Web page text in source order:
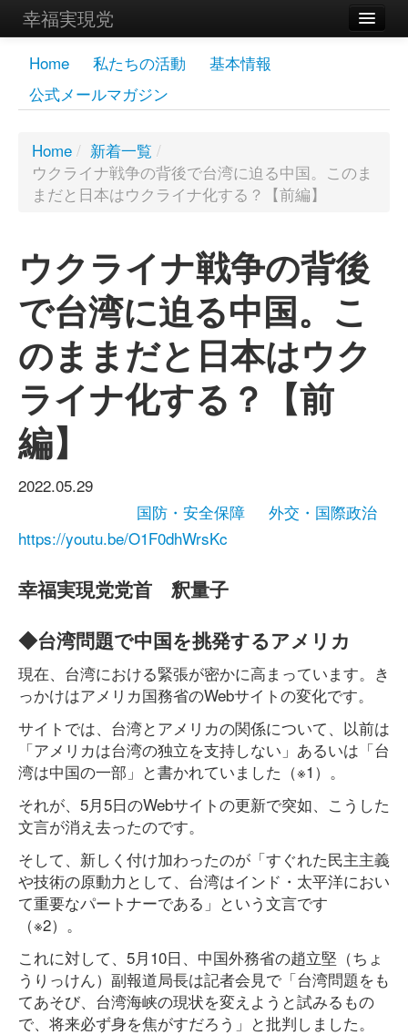
幸福実現党
メンバーズページ
党員
お問い合わせ
Home 私たちの活動
基本情報
公式メールマガジン
Home / 新着一覧 /
ウクライナ戦争の背後で台湾に迫る中国。このま
まだと日本はウクライナ化する？【前編】
ウクライナ戦争の背後
で台湾に迫る中国。こ
のままだと日本はウク
ライナ化する？【前
編】
2022.05.29
国防・安全保障
外交・国際政治
https://youtu.be/O1F0dhWrsKc
幸福実現党党首 釈量子
◆台湾問題で中国を挑発するアメリカ
現在、台湾における緊張が密かに高まっています。き
っかけはアメリカ国務省のWebサイトの変化です。
サイトでは、台湾とアメリカの関係について、以前は
「アメリカは台湾の独立を支持しない」あるいは「台
湾は中国の一部」と書かれていました（※1）。
それが、5月5日のWebサイトの更新で突如、こうした
文言が消え去ったのです。
そして、新しく付け加わったのが「すぐれた民主主義
や技術の原動力として、台湾はインド・太平洋におい
て重要なパートナーである」という文言です
（※2）。
これに対して、5月10日、中国外務省の趙立堅（ちょ
うりっけん）副報道局長は記者会見で「台湾問題をも
てあそび、台湾海峡の現状を変えようと試みるもの
で、将来必ず身を焦がすだろう」と批判しました。